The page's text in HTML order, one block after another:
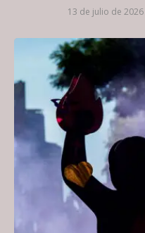
13 de julio de 2026